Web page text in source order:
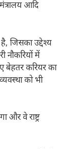
आदि
जिसका उद्देश्य
नौकरियों में
बेहतर करियर का
को भी
वे राष्ट्र